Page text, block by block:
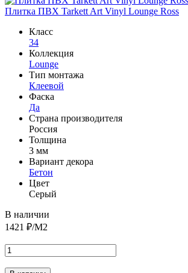
Плитка ПВХ Tarkett Art Vinyl Lounge Ross
Класс
34
Коллекция
Lounge
Тип монтажа
Клеевой
Фаска
Да
Страна производителя
Россия
Толщина
3 мм
Вариант декора
Бетон
Цвет
Серый
В наличии
1421 ₽/М2